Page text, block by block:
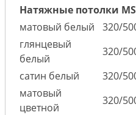
Натяжные потолки
матовый белый
320/
глянцевый
белый
320/
сатин белый
320/
матовый
цветной
320/